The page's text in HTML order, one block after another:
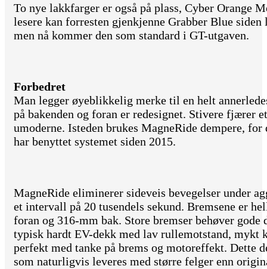
To nye lakkfarger er også på plass, Cyber Orange
lesere kan forresten gjenkjenne Grabber Blue
men nå kommer den som standard i GT-utgaven.
Forbedret
Man legger øyeblikkelig merke til en helt
på bakenden og foran er redesignet. Stivere fjærer
umoderne. Isteden brukes MagneRide dempere,
har benyttet systemet siden 2015.
MagneRide eliminerer sideveis bevegelser under
et intervall på 20 tusendels sekund. Bremsene er
foran og 316-mm bak. Store bremser behøver
typisk hardt EV-dekk med lav rullemotstand, mykt
perfekt med tanke på brems og motoreffekt. Dette
som naturligvis leveres med større felger enn